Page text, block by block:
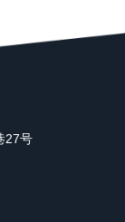
27号